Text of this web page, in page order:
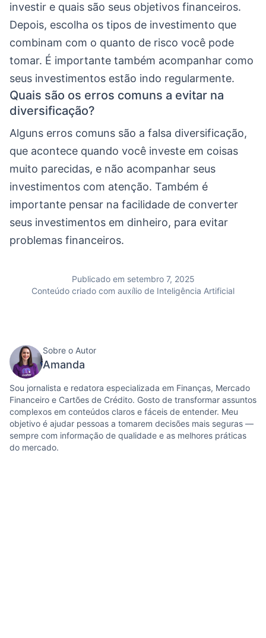
investir e quais são seus objetivos financeiros.
Depois, escolha os tipos de investimento que
combinam com o quanto de risco você pode
tomar. É importante também acompanhar como
seus investimentos estão indo regularmente.
Quais são os erros comuns a evitar na
diversificação?
Alguns erros comuns são a falsa diversificação,
que acontece quando você investe em coisas
muito parecidas, e não acompanhar seus
investimentos com atenção. Também é
importante pensar na facilidade de converter
seus investimentos em dinheiro, para evitar
problemas financeiros.
Publicado em setembro 7, 2025
Conteúdo criado com auxílio de Inteligência Artificial
Sobre o Autor
Amanda
Sou jornalista e redatora especializada em Finanças, Mercado
Financeiro e Cartões de Crédito. Gosto de transformar assuntos
complexos em conteúdos claros e fáceis de entender. Meu
objetivo é ajudar pessoas a tomarem decisões mais seguras —
sempre com informação de qualidade e as melhores práticas
do mercado.